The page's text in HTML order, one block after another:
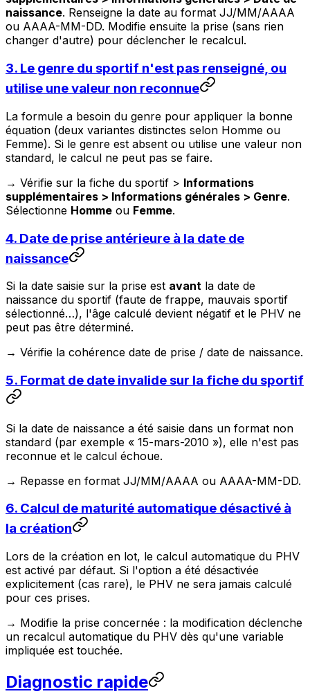
naissance. Renseigne la date au format JJ/MM/AAAA
ou AAAA-MM-DD. Modifie ensuite la prise (sans rien
changer d'autre) pour déclencher le recalcul.
3. Le genre du sportif n'est pas renseigné, ou
utilise une valeur non reconnue
La formule a besoin du genre pour appliquer la bonne
équation (deux variantes distinctes selon Homme ou
Femme). Si le genre est absent ou utilise une valeur non
standard, le calcul ne peut pas se faire.
→ Vérifie sur la fiche du sportif > Informations
supplémentaires > Informations générales > Genre.
Sélectionne Homme ou Femme.
4. Date de prise antérieure à la date de
naissance
Si la date saisie sur la prise est avant la date de
naissance du sportif (faute de frappe, mauvais sportif
sélectionné…), l'âge calculé devient négatif et le PHV ne
peut pas être déterminé.
→ Vérifie la cohérence date de prise / date de naissance.
5. Format de date invalide sur la fiche du sportif
Si la date de naissance a été saisie dans un format non
standard (par exemple « 15-mars-2010 »), elle n'est pas
reconnue et le calcul échoue.
→ Repasse en format JJ/MM/AAAA ou AAAA-MM-DD.
6. Calcul de maturité automatique désactivé à
la création
Lors de la création en lot, le calcul automatique du PHV
est activé par défaut. Si l'option a été désactivée
explicitement (cas rare), le PHV ne sera jamais calculé
pour ces prises.
→ Modifie la prise concernée : la modification déclenche
un recalcul automatique du PHV dès qu'une variable
impliquée est touchée.
Diagnostic rapide